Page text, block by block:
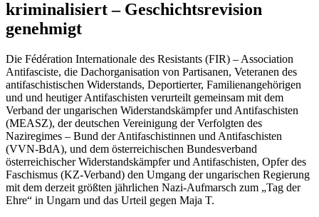
kriminalisiert – Geschichtsrevision
genehmigt
Die Fédération Internationale des Resistants (FIR) – Association
Antifasciste, die Dachorganisation von Partisanen, Veteranen des
antifaschistischen Widerstands, Deportierter, Familienangehörigen
und und heutiger Antifaschisten verurteilt gemeinsam mit dem
Verband der ungarischen Widerstandskämpfer und Antifaschisten
(MEASZ), der deutschen Vereinigung der Verfolgten des
Naziregimes – Bund der Antifaschistinnen und Antifaschisten
(VVN-BdA), und dem österreichischen Bundesverband
österreichischer Widerstandskämpfer und Antifaschisten, Opfer des
Faschismus (KZ-Verband) den Umgang der ungarischen Regierung
mit dem derzeit größten jährlichen Nazi-Aufmarsch zum „Tag der
Ehre“ in Ungarn und das Urteil gegen Maja T.